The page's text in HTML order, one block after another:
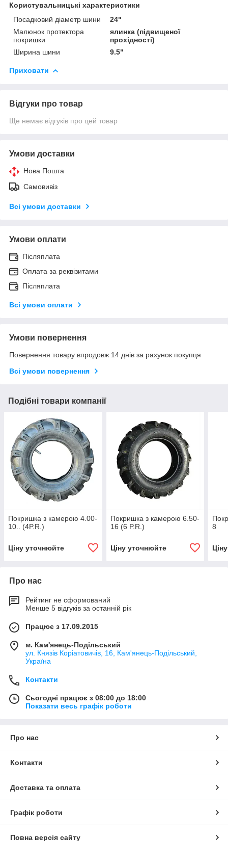
Користувальницькі характеристики
Посадковий діаметр шини
24"
Малюнок протектора
покришки
ялинка (підвищеної
прохідності)
Ширина шини
9.5"
Приховати
Відгуки про товар
Ще немає відгуків про цей товар
Умови доставки
Нова Пошта
Самовивіз
Всі умови доставки
Умови оплати
Післяплата
Оплата за реквізитами
Післяплата
Всі умови оплати
Умови повернення
Повернення товару впродовж 14 днів за рахунок покупця
Всі умови повернення
Подібні товари компанії
Покришка з камерою 4.00-
10.. (4P.R.)
Ціну уточнюйте
Покришка з камерою 6.50-
16 (6 P.R.)
Ціну уточнюйте
8
Про нас
Рейтинг не сформований
Менше 5 відгуків за останній рік
Працює з 17.09.2015
м. Кам'янець-Подільський
ул. Князів Коріатовичів, 16, Кам'янець-Подільський,
Україна
Контакти
Сьогодні працює з 08:00 до 18:00
Показати весь графік роботи
Про нас
Контакти
Доставка та оплата
Графік роботи
Повна версія сайту